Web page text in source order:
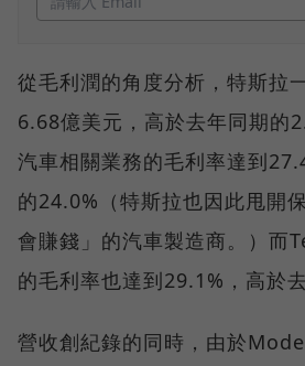
從毛利潤的角度分析，特斯拉
6.68億美元，高於去年同期的
汽車相關業務的毛利率達到
的24.0%（特斯拉也因此甩開
會賺錢」的汽車製造商。）而
的毛利率也達到29.1%，高於
營收創紀錄的同時，由於